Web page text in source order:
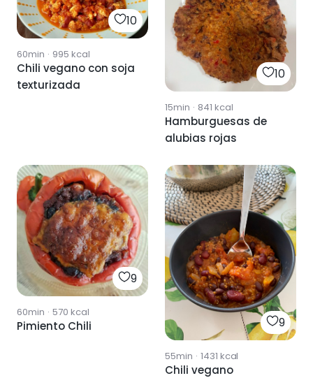
10
60min · 995 kcal
Chili vegano con soja
texturizada
10
15min · 841 kcal
Hamburguesas de
alubias rojas
9
60min · 570 kcal
Pimiento Chili 9
55min · 1431 kcal
Chili vegano